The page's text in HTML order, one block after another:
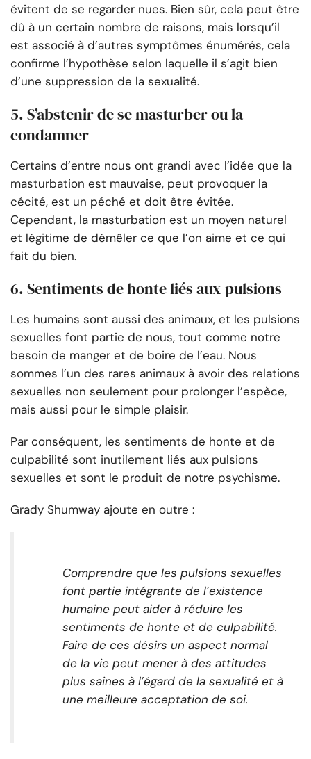
évitent de se regarder nues. Bien sûr, cela peut être
dû à un certain nombre de raisons, mais lorsqu’il
est associé à d’autres symptômes énumérés, cela
confirme l’hypothèse selon laquelle il s’agit bien
d’une suppression de la sexualité.
5. S’abstenir de se masturber ou la
condamner
Certains d’entre nous ont grandi avec l’idée que la
masturbation est mauvaise, peut provoquer la
cécité, est un péché et doit être évitée.
Cependant, la masturbation est un moyen naturel
et légitime de démêler ce que l’on aime et ce qui
fait du bien.
6. Sentiments de honte liés aux pulsions
Les humains sont aussi des animaux, et les pulsions
sexuelles font partie de nous, tout comme notre
besoin de manger et de boire de l’eau. Nous
sommes l’un des rares animaux à avoir des relations
sexuelles non seulement pour prolonger l’espèce,
mais aussi pour le simple plaisir.
Par conséquent, les sentiments de honte et de
culpabilité sont inutilement liés aux pulsions
sexuelles et sont le produit de notre psychisme.
Grady Shumway ajoute en outre :
Comprendre que les pulsions sexuelles
font partie intégrante de l’existence
humaine peut aider à réduire les
sentiments de honte et de culpabilité.
Faire de ces désirs un aspect normal
de la vie peut mener à des attitudes
plus saines à l’égard de la sexualité et à
une meilleure acceptation de soi.